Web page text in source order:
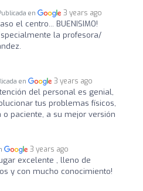
en 3 years ago
el centro... BUENISIMO!
la profesora/
en 3 years ago
del personal es genial,
tus problemas físicos,
paciente, a su mejor versión
3 years ago
excelente , lleno de
y con mucho conocimiento!